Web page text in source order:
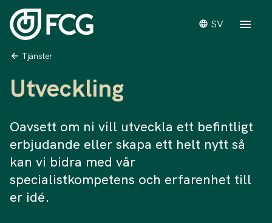
SV
Tjänster
Utveckling
Oavsett om ni vill utveckla ett befintligt
erbjudande eller skapa ett helt nytt så
kan vi bidra med vår
specialistkompetens och erfarenhet till
er idé.